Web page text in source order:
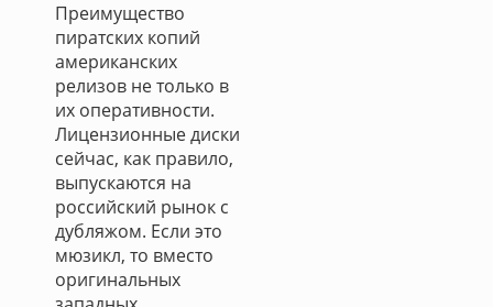
Преимущество
пиратских копий
американских
релизов не только в
их оперативности.
Лицензионные диски
сейчас, как правило,
выпускаются на
российский рынок с
дубляжом. Если это
мюзикл, то вместо
оригинальных